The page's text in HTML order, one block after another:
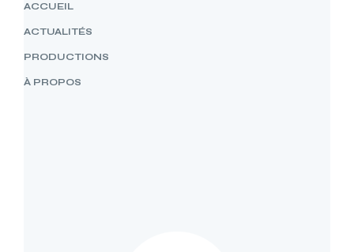
ACCUEIL
ACTUALITÉS
PRODUCTIONS
À PROPOS